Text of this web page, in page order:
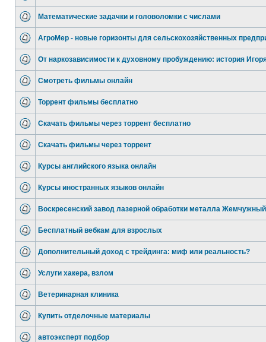
Математические задачки и головоломки с числами
АгроМер - новые горизонты для сельскохозяйственных
От наркозависимости к духовному пробуждению: история
Смотреть фильмы онлайн
Торрент фильмы бесплатно
Скачать фильмы через торрент бесплатно
Скачать фильмы через торрент
Курсы английского языка онлайн
Курсы иностранных языков онлайн
Воскресенский завод лазерной обработки металла Жемчужный
Бесплатный вебкам для взрослых
Дополнительный доход с трейдинга: миф или реальность?
Услуги хакера, взлом
Ветеринарная клиника
Купить отделочные материалы
автоэксперт подбор